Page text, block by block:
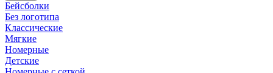
Бейсболки
Без логотипа
Классические
Мягкие
Номерные
Детские